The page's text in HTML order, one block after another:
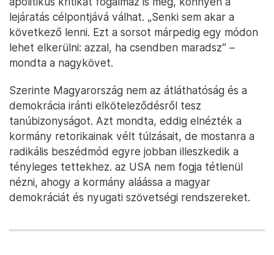
lejáratás célpontjává válhat. „Senki sem akar a
következő lenni. Ezt a sorsot márpedig egy módon
lehet elkerülni: azzal, ha csendben maradsz” –
mondta a nagykövet.
Szerinte Magyarország nem az átláthatóság és a
demokrácia iránti elköteleződésről tesz
tanúbizonyságot. Azt mondta, eddig elnézték a
kormány retorikainak vélt túlzásait, de mostanra a
radikális beszédmód egyre jobban illeszkedik a
tényleges tettekhez. az USA nem fogja tétlenül
nézni, ahogy a kormány aláássa a magyar
demokráciát és nyugati szövetségi rendszereket.